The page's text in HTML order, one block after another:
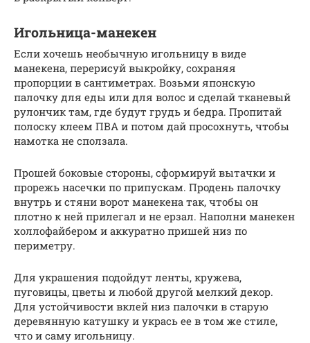
Игольница-манекен
Если хочешь необычную игольницу в виде
манекена, перерисуй выкройку, сохраняя
пропорции в сантиметрах. Возьми японскую
палочку для еды или для волос и сделай тканевый
рулончик там, где будут грудь и бедра. Пропитай
полоску клеем ПВА и потом дай просохнуть, чтобы
намотка не сползала.
Прошей боковые стороны, сформируй вытачки и
прорежь насечки по припускам. Продень палочку
внутрь и стяни ворот манекена так, чтобы он
плотно к ней прилегал и не ерзал. Наполни манекен
холлофайбером и аккуратно пришей низ по
периметру.
Для украшения подойдут ленты, кружева,
пуговицы, цветы и любой другой мелкий декор.
Для устойчивости вклей низ палочки в старую
деревянную катушку и укрась ее в том же стиле,
что и саму игольницу.